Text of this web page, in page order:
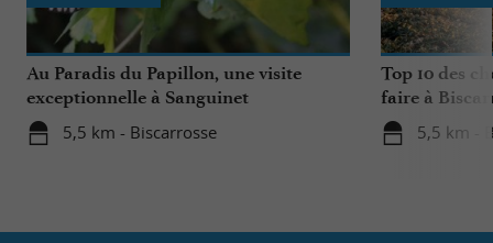
Au Paradis du Papillon, une visite
exceptionnelle à Sanguinet
5,5 km - Biscarrosse
Top 10 des
faire à
5,5 km -